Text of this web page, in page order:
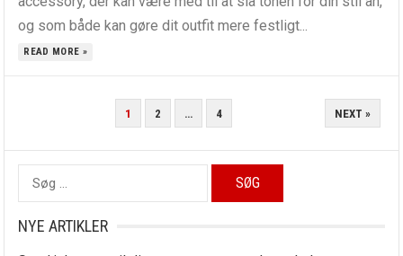
og som både kan gøre dit outfit mere festligt...
READ MORE »
INDLÆGSINDDELING
1 2 … 4 NEXT »
Søg
efter:
NYE ARTIKLER